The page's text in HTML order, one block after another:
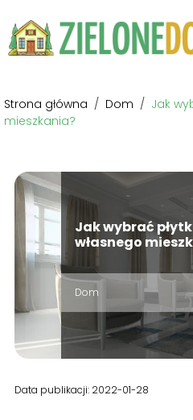
Strona główna / Dom / Jak
mieszkania?
Jak wybrać
własnego
Dom
Data publikacji: 2022-01-28